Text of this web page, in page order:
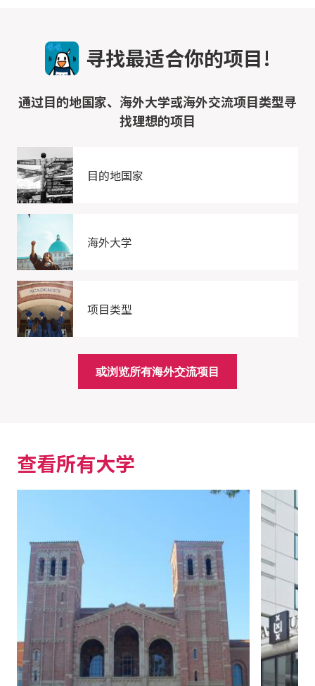
寻找最适合你的项目!
通过目的地国家、海外大学或海外交流项目类型寻
找理想的项目
目的地国家
海外大学
项目类型
或浏览所有海外交流项目
查看所有大学